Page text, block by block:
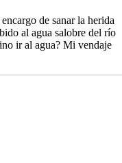
de sanar la herida
al agua salobre del río
ir al agua? Mi vendaje